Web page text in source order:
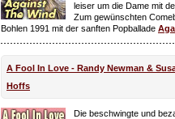
leiser um die Dame mit
Zum gewünschten
Bohlen 1991 mit der sanften Popballade
A Fool In Love - Randy Newman &
Hoffs
Die beschwingte und